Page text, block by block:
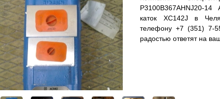
P3100B367AHNJ20-
каток XC142J в
телефону +7 (351) 7-
радостью ответят на